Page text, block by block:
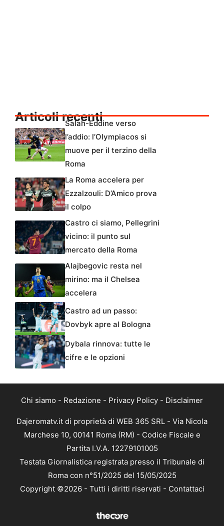
Articoli recenti
Salah-Eddine verso
l’addio: l’Olympiacos si
muove per il terzino della
Roma
La Roma accelera per
Ezzalzouli: D’Amico prova
il colpo
Castro ci siamo, Pellegrini
vicino: il punto sul
mercato della Roma
Alajbegovic resta nel
mirino: ma il Chelsea
accelera
Castro ad un passo:
Dovbyk apre al Bologna
Dybala rinnova: tutte le
cifre e le opzioni
Chi siamo - Redazione - Privacy Policy - Disclaimer
Dajeromatv.it di proprietà di WEB 365 SRL - Via Nicola
Marchese 10, 00141 Roma (RM) - Codice Fiscale e
Partita I.V.A. 12279101005
Testata Giornalistica registrata presso il Tribunale di
Roma con n°51/2025 del 15/05/2025
Copyright ©2026 - Tutti i diritti riservati - Contattaci